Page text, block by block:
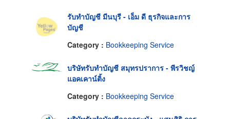
รับทำบัญชี มีนบุรี - เอ็ม ดี ธุรกิจและการ
บัญชี
Category : Bookkeeping Service
บริษัทรับทำบัญชี สมุทรปราการ - พีรวิชญ์
แอคเคาน์ติ้ง
Category : Bookkeeping Service